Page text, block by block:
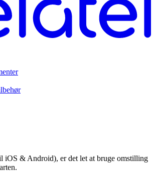
iOS & Android), er det let at bruge omstilling